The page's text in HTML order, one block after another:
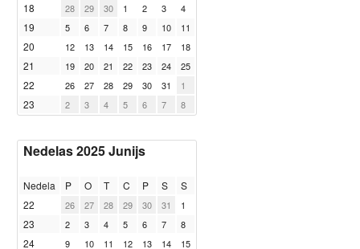
18
28 29 30 1 2 3 4
19 5 6 7 8 9 10 11
20 12 13 14 15 16 17 18
21 19 20 21 22 23 24 25
22 26 27 28 29 30 31 1
23 2 3 4 5 6 7 8
Nedelas 2025 Junijs
Nedela P O T C P S
S
22
26 27 28 29 30 31 1
23 2 3 4 5 6 7 8
24 9 10 11 12 13 14 15